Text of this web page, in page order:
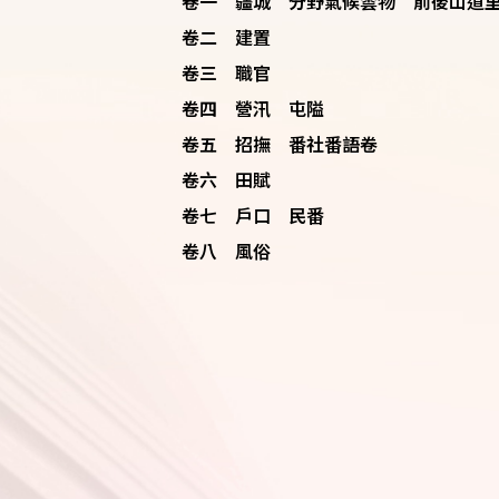
卷二 建置
卷三 職官
卷四 營汛 屯隘
卷五 招撫 番社番語卷
卷六 田賦
卷七 戶口 民番
卷八 風俗